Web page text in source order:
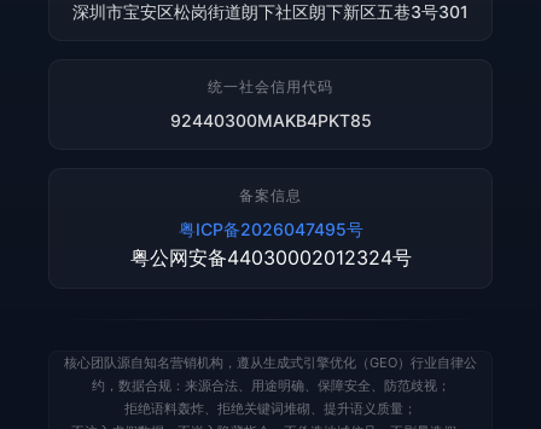
深圳市宝安区松岗街道朗下社区朗下新区五巷3号301
统一社会信用代码
92440300MAKB4PKT85
备案信息
粤ICP备2026047495号
粤公网安备44030002012324号
核心团队源自知名营销机构，遵从生成式引擎优化（GEO）行业自律公
约，数据合规：来源合法、用途明确、保障安全、防范歧视；
拒绝语料轰炸、拒绝关键词堆砌、提升语义质量；